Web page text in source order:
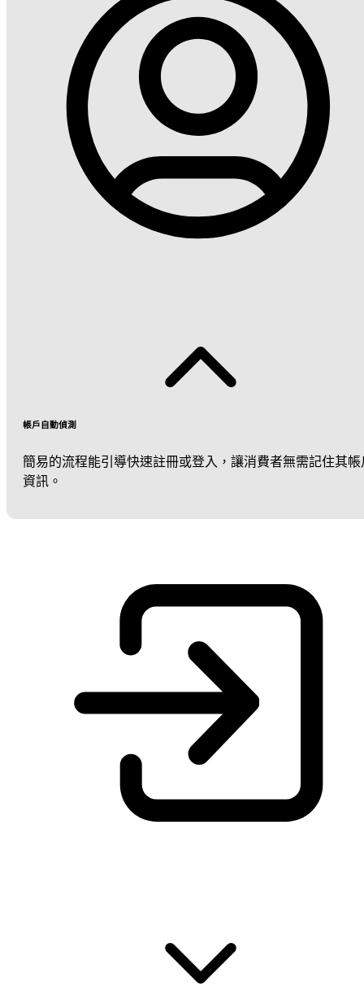
帳戶自動偵測
簡易的流程能引導快速註冊或登入，讓消費者無需記住其帳
資訊。